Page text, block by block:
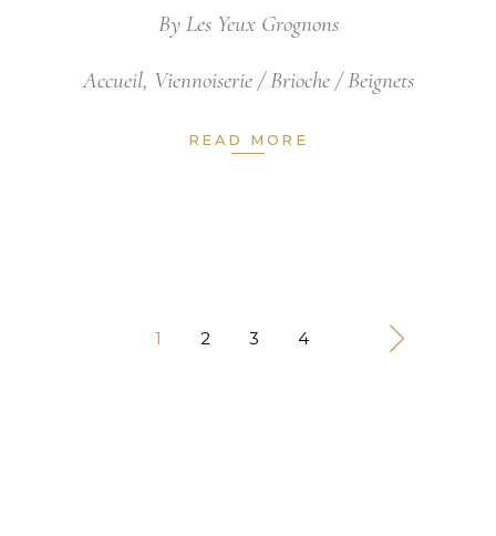
By Les Yeux Grognons
Accueil, Viennoiserie / Brioche / Beignets
READ MORE
1 2 3 4